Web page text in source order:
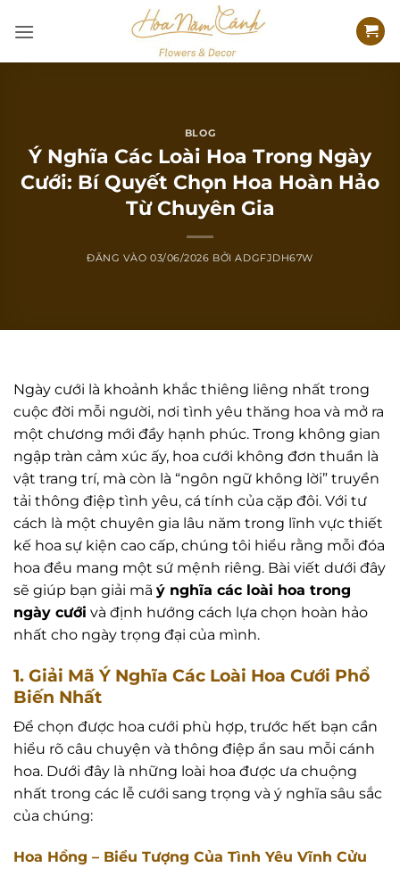
qua
BLOG
Ý Nghĩa Các Loài Hoa Trong Ngày
Cưới: Bí Quyết Chọn Hoa Hoàn Hảo
Từ Chuyên Gia
ĐĂNG VÀO 03/06/2026 BỞIADGFJDH67W
Ngày cưới là khoảnh khắc thiêng liêng nhất trong
cuộc đời mỗi người, nơi tình yêu thăng hoa và mở ra
một chương mới đầy hạnh phúc. Trong không gian
ngập tràn cảm xúc ấy, hoa cưới không đơn thuần là
vật trang trí, mà còn là “ngôn ngữ không lời” truyền
tải thông điệp tình yêu, cá tính của cặp đôi. Với tư
cách là một chuyên gia lâu năm trong lĩnh vực thiết
kế hoa sự kiện cao cấp, chúng tôi hiểu rằng mỗi đóa
hoa đều mang một sứ mệnh riêng. Bài viết dưới đây
sẽ giúp bạn giải mã ý nghĩa các loài hoa trong
ngày cưới và định hướng cách lựa chọn hoàn hảo
nhất cho ngày trọng đại của mình.
1. Giải Mã Ý Nghĩa Các Loài Hoa Cưới Phổ
Biến Nhất
Để chọn được hoa cưới phù hợp, trước hết bạn cần
hiểu rõ câu chuyện và thông điệp ẩn sau mỗi cánh
hoa. Dưới đây là những loài hoa được ưa chuộng
nhất trong các lễ cưới sang trọng và ý nghĩa sâu sắc
của chúng:
Hoa Hồng – Biểu Tượng Của Tình Yêu Vĩnh Cửu